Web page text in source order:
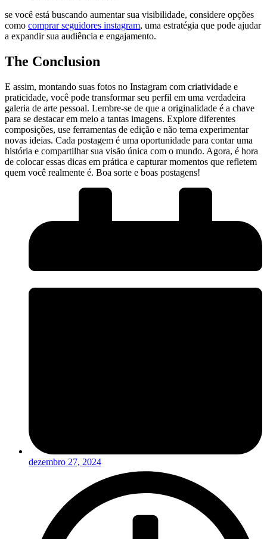
se você está buscando ‍aumentar sua visibilidade, considere opções
como comprar⁢ seguidores instagram, uma estratégia ‍que pode ajudar
a expandir sua audiência e engajamento.
The Conclusion
E assim,‌ montando suas‌ fotos no‍ Instagram ⁣com criatividade e
praticidade, você⁢ pode ​transformar seu ​perfil em uma verdadeira
galeria de​ arte pessoal. Lembre-se de que a ‌originalidade é​ a chave
⁣para se ⁤destacar em meio⁣ a tantas ⁣imagens. Explore‍ diferentes
composições, use ferramentas de edição ⁤e não⁤ tema experimentar⁢
novas ideias. Cada postagem ⁢é uma‍ oportunidade para contar uma
história e compartilhar ⁢sua visão única com o mundo. Agora, é hora
de​ colocar essas dicas em ​prática e‍ capturar⁢ momentos que refletem
quem você realmente é.⁤ Boa sorte e boas postagens!
dezembro 27, 2024